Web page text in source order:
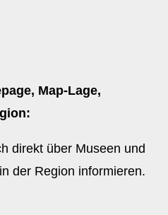
Map-Lage,
direkt über Museen und
der Region informieren.